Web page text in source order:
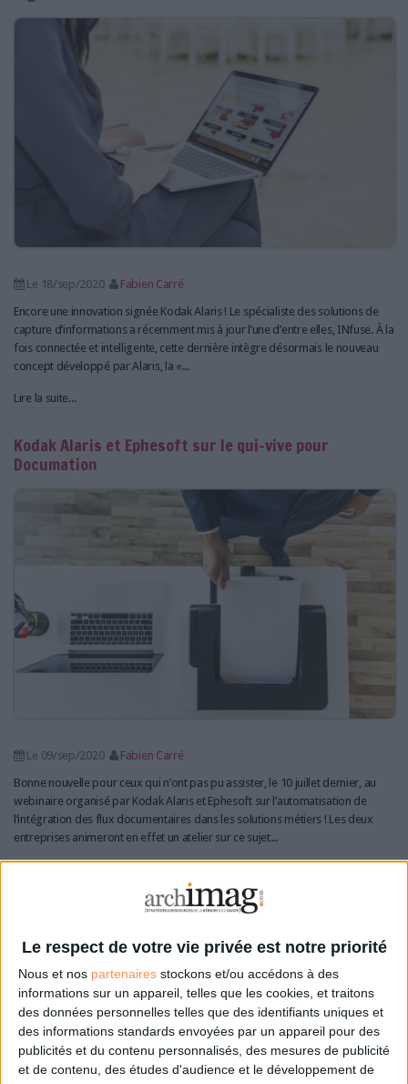
Le respect de votre vie privée est notre priorité
Nous et nos partenaires stockons et/ou accédons à des
informations sur un appareil, telles que les cookies, et traitons
des données personnelles telles que des identifiants uniques et
des informations standards envoyées par un appareil pour des
publicités et du contenu personnalisés, des mesures de publicité
et de contenu, des études d'audience et le développement de
Le 18/sep/2020
Fabien Carré
Encore une innovation signée Kodak Alaris ! Le spécialiste des solutions de
capture d’informations a récemment mis à jour l’une d’entre elles, INfuse. À la
fois connectée et intelligente, cette dernière intègre désormais le nouveau
concept développé par Alaris, la «...
Lire la suite...
Kodak Alaris et Ephesoft sur le qui-vive pour
Documation
Le 09/sep/2020
Fabien Carré
Bonne nouvelle pour ceux qui n’ont pas pu assister, le 10 juillet dernier, au
webinaire organisé par Kodak Alaris et Ephesoft sur l’automatisation de
l’intégration des flux documentaires dans les solutions métiers ! Les deux
entreprises animeront en effet un atelier sur ce sujet...
Numérisation des documents : que doit-on
réellement numériser ?